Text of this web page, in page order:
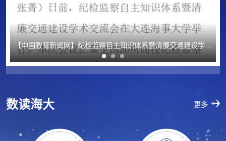
数读海大 更多